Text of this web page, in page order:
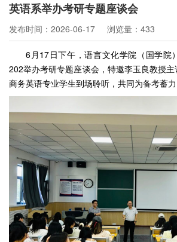
英语系举办考研专题座谈会
发布时间：2026-06-17 浏览量：433
6月17日下午，语言文化学院（国学院
202举办考研专题座谈会，特邀李玉良教授
商务英语专业学生到场聆听，共同为备考蓄力